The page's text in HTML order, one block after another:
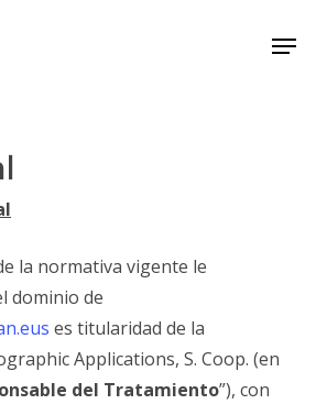
la normativa vigente le
dominio de
es titularidad de la
Applications, S. Coop. (en
del Tratamiento”), con